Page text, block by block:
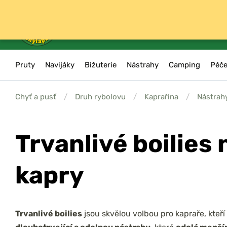
Pruty Navijáky Bižuterie Nástrahy Camping
Chyť a pusť / Druh rybolovu / Kaprařina /
Trvanlivé boilies
kapry
Trvanlivé boilies jsou skvělou volbou pro kapraře,